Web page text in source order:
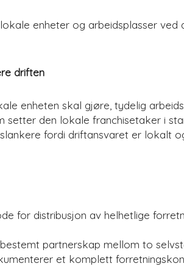
enheter og arbeidsplasser ved
driften
enheten skal gjøre, tydelig
setter den lokale franchisetaker i
fordi driftansvaret er lokalt
for distribusjon av helhetlige
partnerskap mellom to
et komplett